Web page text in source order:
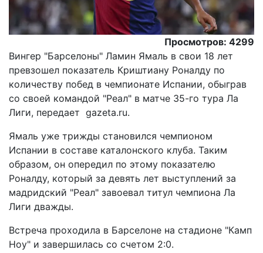
Просмотров: 4299
Вингер "Барселоны" Ламин Ямаль в свои 18 лет
превзошел показатель Криштиану Роналду по
количеству побед в чемпионате Испании, обыграв
со своей командой "Реал" в матче 35-го тура Ла
Лиги, передает gazeta.ru.
Ямаль уже трижды становился чемпионом
Испании в составе каталонского клуба. Таким
образом, он опередил по этому показателю
Роналду, который за девять лет выступлений за
мадридский "Реал" завоевал титул чемпиона Ла
Лиги дважды.
Встреча проходила в Барселоне на стадионе "Камп
Ноу" и завершилась со счетом 2:0.